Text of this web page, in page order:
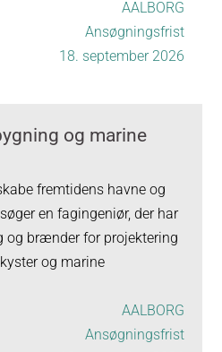
AALBORG
Ansøgningsfrist
18. september 2026
og marine
fremtidens havne og
en fagingeniør, der har
og brænder for projektering
og marine
AALBORG
Ansøgningsfrist